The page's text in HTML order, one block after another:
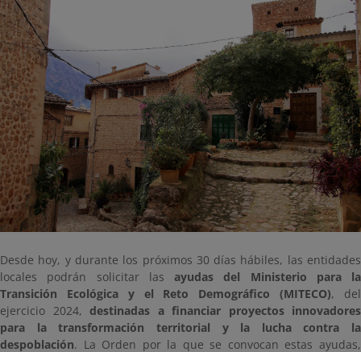
Desde hoy, y durante los próximos 30 días hábiles, las entidades
locales podrán solicitar las ayudas del Ministerio para la
Transición Ecológica y el Reto Demográfico (MITECO), del
ejercicio 2024, destinadas a financiar proyectos innovadores
para la transformación territorial y la lucha contra la
despoblación. La Orden por la que se convocan estas ayudas,